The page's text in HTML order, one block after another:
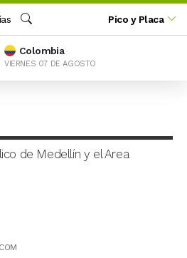
Buscar
Pico y Placa
Colombia
VIERNES 07 DE AGOSTO
de Medellín y el Area